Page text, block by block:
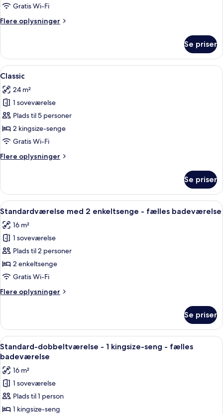
Gratis Wi-Fi
Flere oplysninger
Flere
Se priser
Indlæs
alle
billeder
af
Classic
Et moderne hotelværelse med to
10
Classic
24 m²
1 soveværelse
Plads til 5 personer
2 kingsize-senge
Gratis Wi-Fi
Flere oplysninger
Flere
Se priser
Indlæs
alle
billeder
af
Standardværelse
med
2
-
Standardværelse med 2
10
Standardværelse med 2 enkeltsenge - fælles badeværelse
16 m²
1 soveværelse
Plads til 2 personer
2 enkeltsenge
Gratis Wi-Fi
Flere oplysninger
Flere
med
enkeltsenge
-
badeværelse
Se priser
Indlæs
alle
billeder
af
Standard-
dobbeltværelse
-
Et hotelværelse med en seng, et lille
6
Standard-dobbeltværelse - 1 kingsize-seng - fælles
badeværelse
16 m²
1 soveværelse
Plads til 1 person
1 kingsize-seng